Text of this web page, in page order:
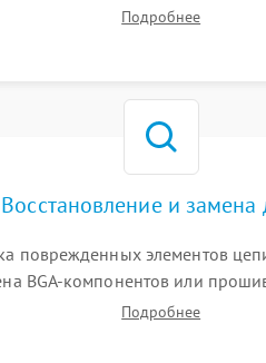
Оценка изображения,
Подробнее
и замена
поврежденных элементов
BGA-компонентов или
подсветки матрицы, замена
Подробнее